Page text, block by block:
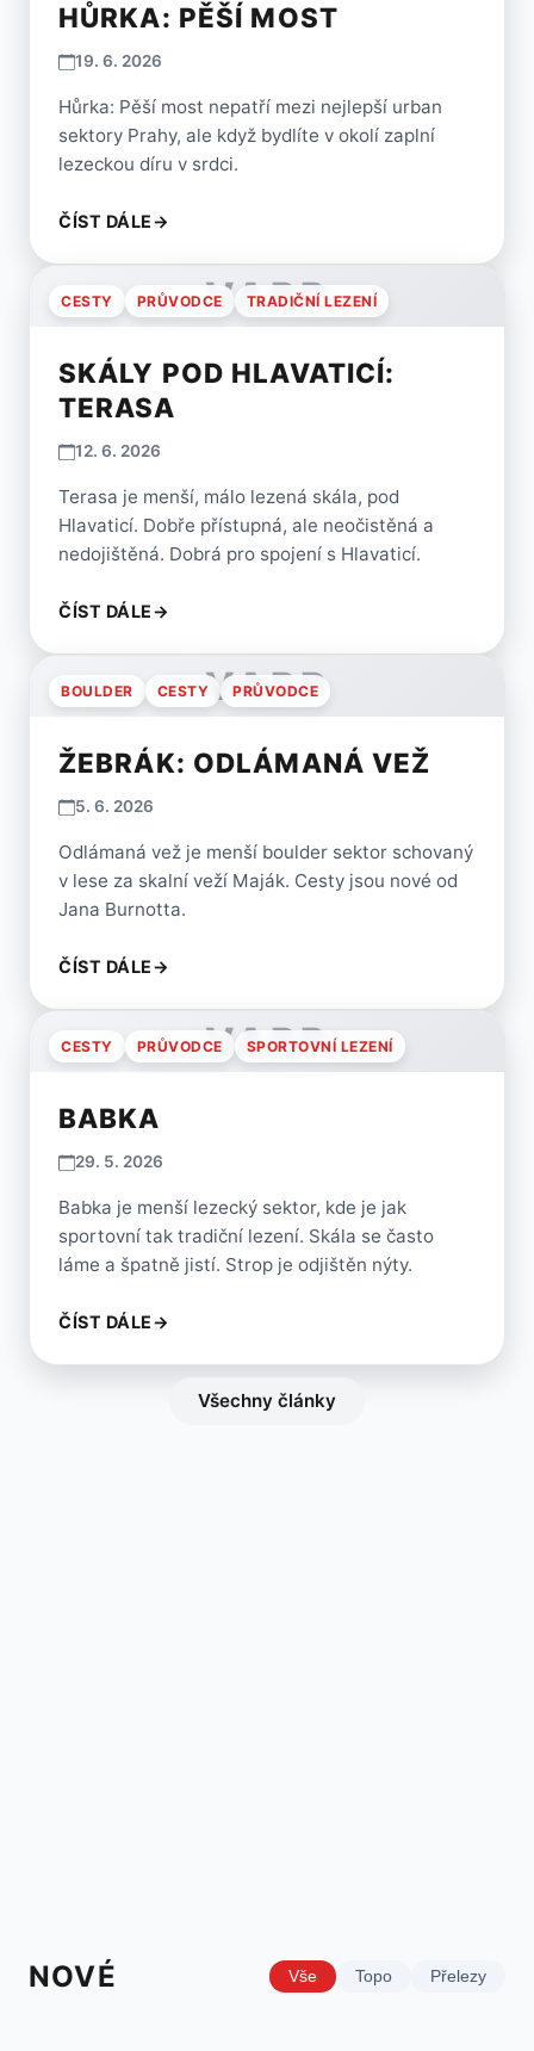
HŮRKA: PĚŠÍ MOST
19. 6. 2026
Hůrka: Pěší most nepatří mezi nejlepší urban
sektory Prahy, ale když bydlíte v okolí zaplní
lezeckou díru v srdci.
ČÍST DÁLE→
VARP
CESTY PRŮVODCE TRADIČNÍ LEZENÍ
SKÁLY POD HLAVATICÍ:
TERASA
12. 6. 2026
Terasa je menší, málo lezená skála, pod
Hlavaticí. Dobře přístupná, ale neočistěná a
nedojištěná. Dobrá pro spojení s Hlavaticí.
ČÍST DÁLE→
VARP
BOULDER CESTY PRŮVODCE
ŽEBRÁK: ODLÁMANÁ VEŽ
5. 6. 2026
Odlámaná vež je menší boulder sektor schovaný
v lese za skalní veží Maják. Cesty jsou nové od
Jana Burnotta.
ČÍST DÁLE→
VARP
CESTY PRŮVODCE SPORTOVNÍ LEZENÍ
BABKA
29. 5. 2026
Babka je menší lezecký sektor, kde je jak
sportovní tak tradiční lezení. Skála se často
láme a špatně jistí. Strop je odjištěn nýty.
ČÍST DÁLE→
Všechny články
NOVÉ Vše Topo Přelezy